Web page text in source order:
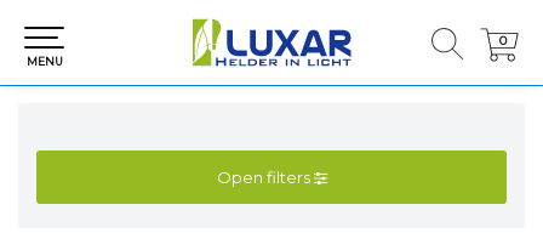
0
0
MENU
Open filters